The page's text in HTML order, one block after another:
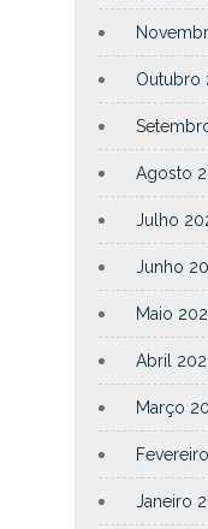
Outubro
Agosto
Julho
Junho
Maio
Abril
Março
Janeiro